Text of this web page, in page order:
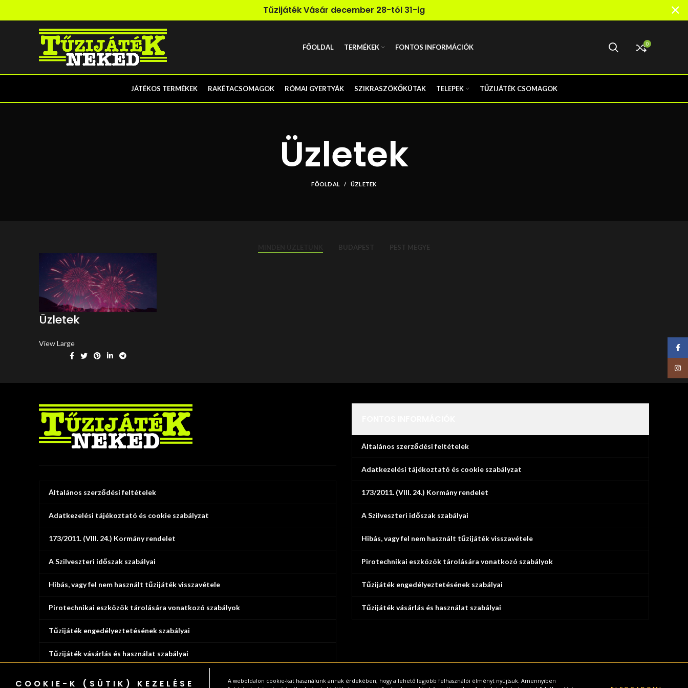
COOKIE-K (SÜTIK) KEZELÉSE
A weboldalon cookie-kat használunk annak érdekében, hogy a lehető legjobb felhasználói élményt nyújtsuk. Amennyiben
FŐOLDAL TERMÉKEK FONTOS INFORMÁCIÓK 0
JÁTÉKOS TERMÉKEK RAKÉTACSOMAGOK RÓMAI GYERTYÁK SZIKRASZÖKŐKÚTAK TELEPEK TŰZIJÁTÉK CSOMAGOK
Üzletek
FŐOLDAL ÜZLETEK
BUDAPEST PEST MEGYE
Üzletek
View Large
Általános szerződési feltételek
Adatkezelési tájékoztató és cookie szabályzat
173/2011. (VIII. 24.) Kormány rendelet
A Szilveszteri időszak szabályai
Hibás, vagy fel nem használt tűzijáték visszavétele
Pirotechnikai eszközök tárolására vonatkozó szabályok
Tűzijáték engedélyeztetésének szabályai
Tűzijáték vásárlás és használat szabályai
Általános szerződési feltételek
Adatkezelési tájékoztató és cookie szabályzat
173/2011. (VIII. 24.) Kormány rendelet
A Szilveszteri időszak szabályai
Hibás, vagy fel nem használt tűzijáték visszavétele
Pirotechnikai eszközök tárolására vonatkozó szabályok
Tűzijáték engedélyeztetésének szabályai
Tűzijáték vásárlás és használat szabályai
Tűzijáték Vásár december 28-tól 31-ig